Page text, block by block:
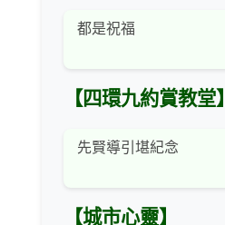
都是祝福
【四環九約賞教堂】
先賢導引堪紀念
【城市心靈】